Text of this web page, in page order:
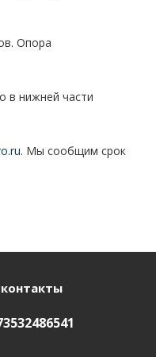
Опора
в нижней части
Мы сообщим срок